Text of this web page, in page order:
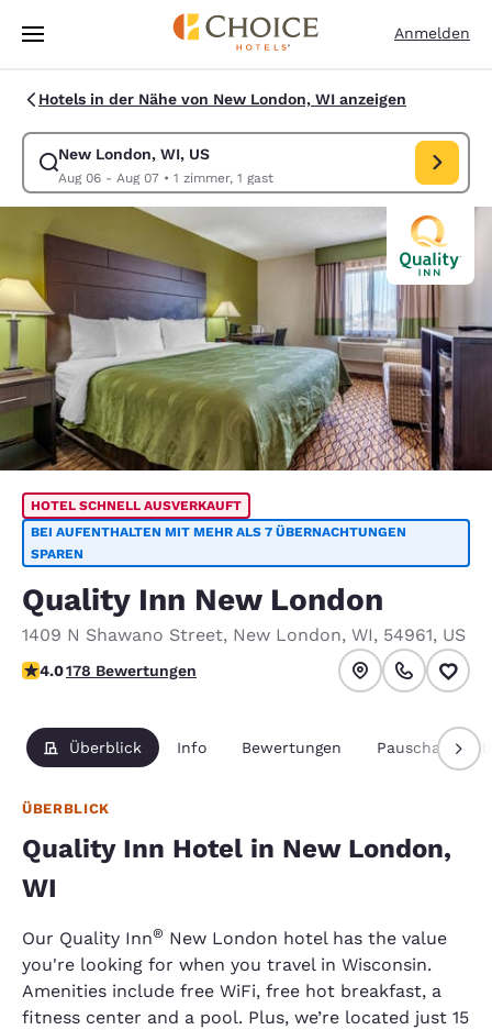
Weiter Zu Hauptinhalt
Anmelden
Hotels in der Nähe von New London, WI anzeigen
New London, WI, US
Aug 06 - Aug 07• 1 zimmer, 1 gast
Suche für New London, WI, US ändern. Check-in-Datum Aug 06,
HOTEL SCHNELL AUSVERKAUFT
BEI AUFENTHALTEN MIT MEHR ALS 7 ÜBERNACHTUNGEN
SPAREN
Quality Inn New London
1409 N Shawano Street, New London, WI, 54961, US
4.03-Sterne-Bewertung. Sehr gut.
4.0178 Bewertungen
Überblick Info Bewertungen
ÜBERBLICK
Quality Inn Hotel in New London,
WI
Our Quality Inn® New London hotel has the value
you're looking for when you travel in Wisconsin.
Amenities include free WiFi, free hot breakfast, a
fitness center and a pool. Plus, we’re located just 15